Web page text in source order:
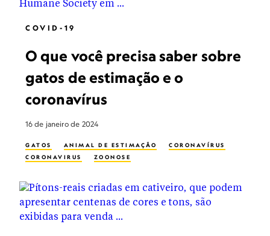
COVID-19
O que você precisa saber sobre
gatos de estimação e o
coronavírus
16 de janeiro de 2024
GATOS ANIMAL DE ESTIMAÇÃO
CORONAVÍRUS
CORONAVIRUS
ZOONOSE